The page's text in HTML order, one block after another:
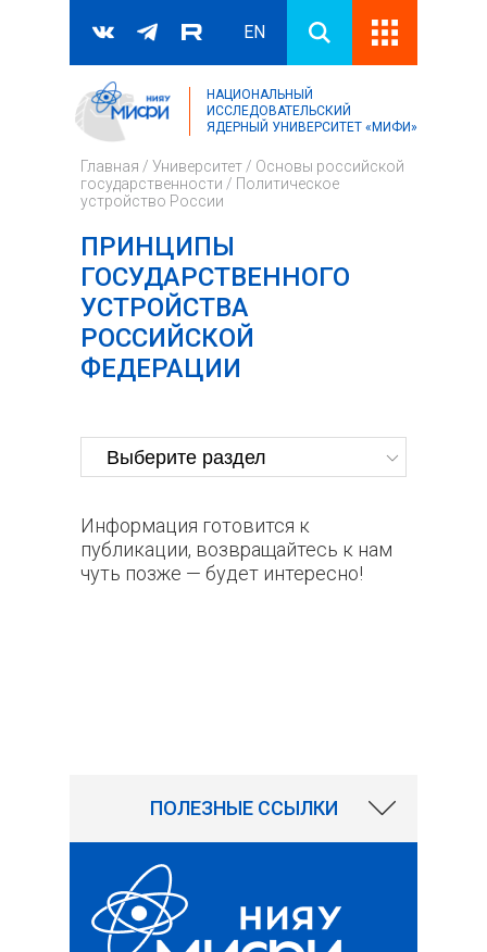
Форма поиска
Поиск
EN
НАЦИОНАЛЬНЫЙ
ИССЛЕДОВАТЕЛЬСКИЙ
ЯДЕРНЫЙ УНИВЕРСИТЕТ «МИФИ»
Главная / Университет / Основы российской
государственности / Политическое
устройство России
ПРИНЦИПЫ
ГОСУДАРСТВЕННОГО
УСТРОЙСТВА
РОССИЙСКОЙ
ФЕДЕРАЦИИ
Информация готовится к
публикации, возвращайтесь к нам
чуть позже — будет интересно!
ПОЛЕЗНЫЕ ССЫЛКИ